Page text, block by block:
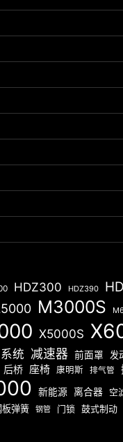
HDZ300 HDZ390
M3000S
X5000S
统 减速器 前面罩 发
后桥 座椅 康明斯 排气管
新能源 离合器 空
板弹簧 钢管 门锁 鼓式制动